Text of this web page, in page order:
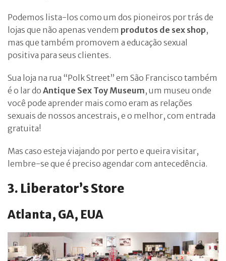
Podemos lista-los como um dos pioneiros por trás de
lojas que não apenas vendem produtos de sex shop,
mas que também promovem a educação sexual
positiva para seus clientes.
Sua loja na rua “Polk Street” em São Francisco também
é o lar do Antique Sex Toy Museum, um museu onde
você pode aprender mais como eram as relações
sexuais de nossos ancestrais, e o melhor, com entrada
gratuita!
Mas caso esteja viajando por perto e queira visitar,
lembre-se que é preciso agendar com antecedência.
3. Liberator’s Store
Atlanta, GA, EUA